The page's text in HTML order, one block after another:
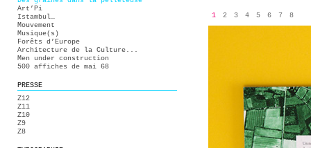
Art’Pi
Istambul…
Mouvement
Musique(s)
Forêts d’Europe
Architecture de la Culture...
Men under construction
500 affiches de mai 68
PRESSE
Z12
Z11
Z10
Z9
Z8
1 2 3 4 5 6 7 8